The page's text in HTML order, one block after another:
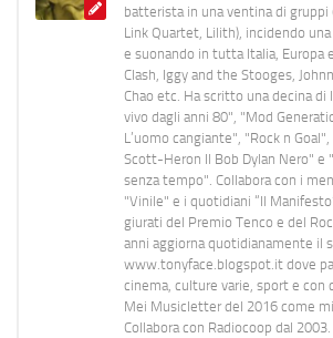
batterista in una ventina di gruppi
Link Quartet, Lilith), incidendo
e suonando in tutta Italia, Europa
Clash, Iggy and the Stooges,
Chao etc. Ha scritto una decina di
vivo dagli anni 80", "Mod
L’uomo cangiante", "Rock n
Scott-Heron Il Bob Dylan Nero" e
senza tempo". Collabora con i
"Vinile" e i quotidiani “Il
giurati del Premio Tenco e del
anni aggiorna quotidianamente il
www.tonyface.blogspot.it dove
cinema, culture varie, sport e con
Mei Musicletter del 2016 come
Collabora con Radiocoop dal 2003.